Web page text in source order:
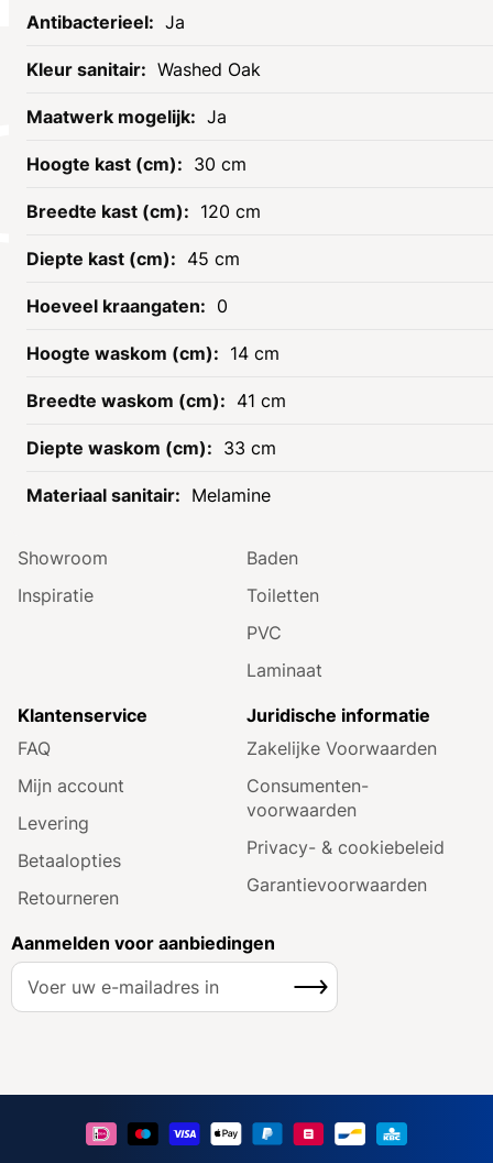
Ja
Washed Oak
Ja
30 cm
120 cm
45 cm
0
14 cm
41 cm
33 cm
Melamine
Openingstijden
Contact
Onze service
Showroom
Inspiratie
Tegels
Radiatoren
Baden
Toiletten
PVC
Laminaat
Klantenservice
FAQ
Mijn account
Levering
Betaalopties
Retourneren
Juridische informatie
Zakelijke Voorwaarden
Consumenten­
voorwaarden
Privacy- & cookiebeleid
Garantie­voorwaarden
Aanmelden voor aanbiedingen
A
e
Inschrijven